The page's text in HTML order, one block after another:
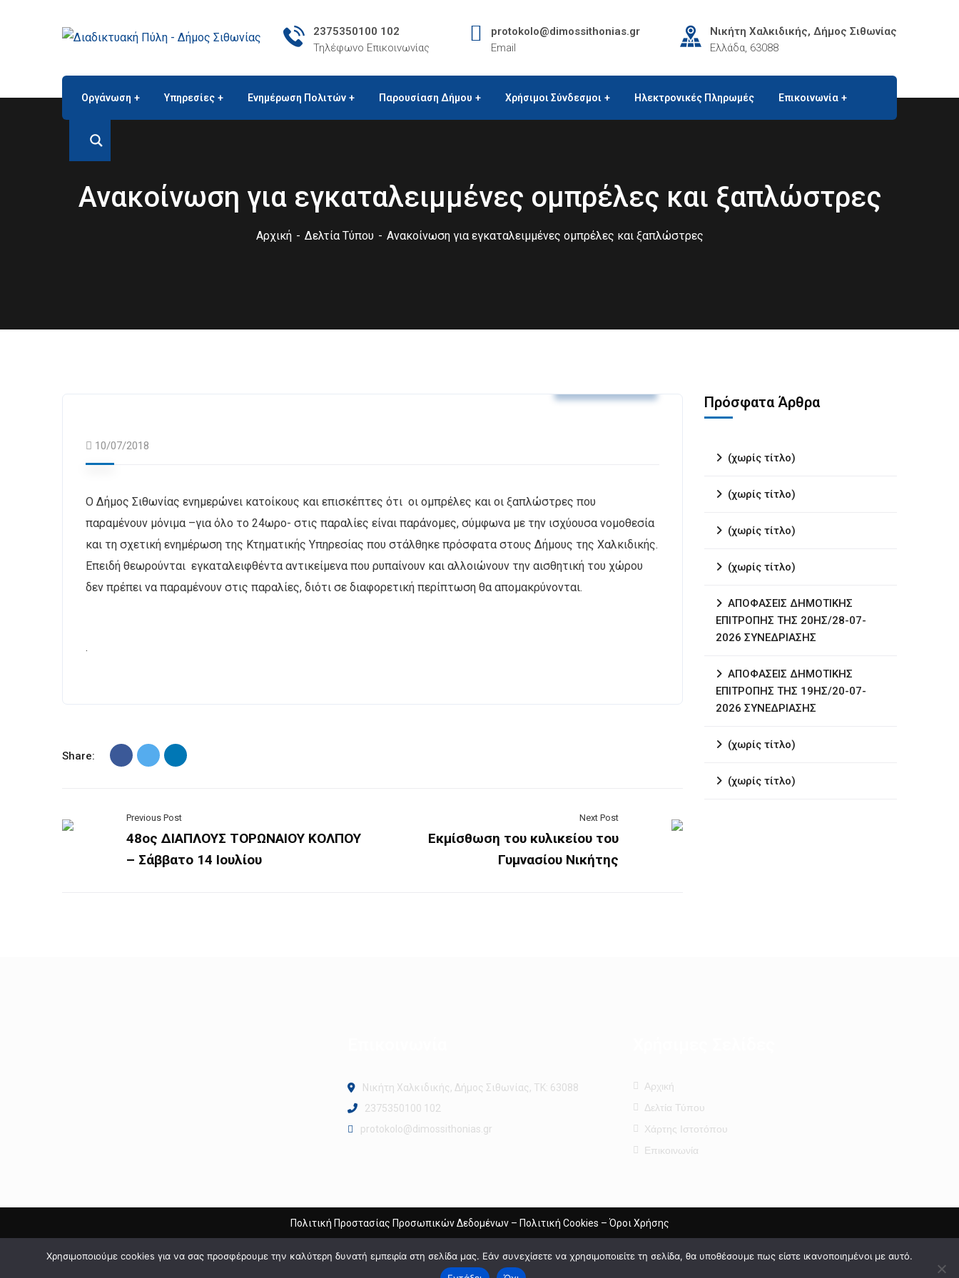
2375350100 102
Τηλέφωνο Επικοινωνίας
protokolo@dimossithonias.gr
Email
Νικήτη Χαλκιδικής, Δήμος Σιθωνίας
Ελλάδα, 63088
Οργάνωση Υπηρεσίες Ενημέρωση Πολιτών Παρουσίαση Δήμου Χρήσιμοι Σύνδεσμοι Ηλεκτρονικές Πληρωμές Επικοινωνία
Ανακοίνωση για εγκαταλειμμένες ομπρέλες και ξαπλώστρες
Αρχική Δελτία Τύπου Ανακοίνωση για εγκαταλειμμένες ομπρέλες και ξαπλώστρες
10/07/2018
Ο Δήμος Σιθωνίας ενημερώνει κατοίκους και επισκέπτες ότι οι ομπρέλες και οι ξαπλώστρες που
παραμένουν μόνιμα –για όλο το 24ωρο- στις παραλίες είναι παράνομες, σύμφωνα με την ισχύουσα νομοθεσία
και τη σχετική ενημέρωση της Κτηματικής Υπηρεσίας που στάλθηκε πρόσφατα στους Δήμους της Χαλκιδικής.
Επειδή θεωρούνται εγκαταλειφθέντα αντικείμενα που ρυπαίνουν και αλλοιώνουν την αισθητική του χώρου
δεν πρέπει να παραμένουν στις παραλίες, διότι σε διαφορετική περίπτωση θα απομακρύνονται.
.
Share:
Previous Post
48ος ΔΙΑΠΛΟΥΣ ΤΟΡΩΝΑΙΟΥ ΚΟΛΠΟΥ
– Σάββατο 14 Ιουλίου
Next Post
Εκμίσθωση του κυλικείου του
Γυμνασίου Νικήτης
Πρόσφατα Άρθρα
(χωρίς τίτλο)
(χωρίς τίτλο)
(χωρίς τίτλο)
(χωρίς τίτλο)
ΑΠΟΦΑΣΕΙΣ ΔΗΜΟΤΙΚΗΣ
ΕΠΙΤΡΟΠΗΣ ΤΗΣ 20ΗΣ/28-07-
2026 ΣΥΝΕΔΡΙΑΣΗΣ
ΑΠΟΦΑΣΕΙΣ ΔΗΜΟΤΙΚΗΣ
ΕΠΙΤΡΟΠΗΣ ΤΗΣ 19ΗΣ/20-07-
2026 ΣΥΝΕΔΡΙΑΣΗΣ
(χωρίς τίτλο)
(χωρίς τίτλο)
Νικήτη Χαλκιδικής, Δήμος Σιθωνίας, ΤΚ: 63088
2375350100 102
protokolo@dimossithonias.gr
Αρχική
Δελτία Τύπου
Χάρτης Ιστοτόπου
Επικοινωνία
Πολιτική Προστασίας Προσωπικών Δεδομένων– Πολιτική Cookies –Όροι Χρήσης
Χρησιμοποιούμε cookies για να σας προσφέρουμε την καλύτερη δυνατή εμπειρία στη σελίδα μας. Εάν συνεχίσετε να χρησιμοποιείτε τη σελίδα, θα υποθέσουμε πως είστε ικανοποιημένοι με αυτό.